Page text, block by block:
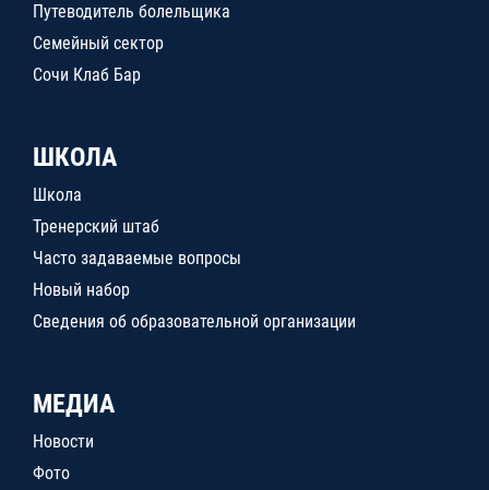
Путеводитель болельщика
Семейный сектор
Сочи Клаб Бар
ШКОЛА
Школа
Тренерский штаб
Часто задаваемые вопросы
Новый набор
Сведения об образовательной организации
МЕДИА
Новости
Фото